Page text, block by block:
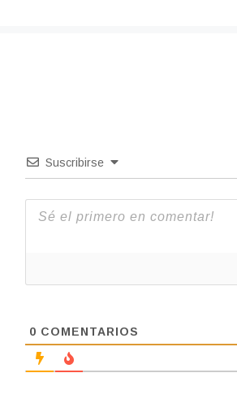
Suscribirse
0 COMENTARIOS